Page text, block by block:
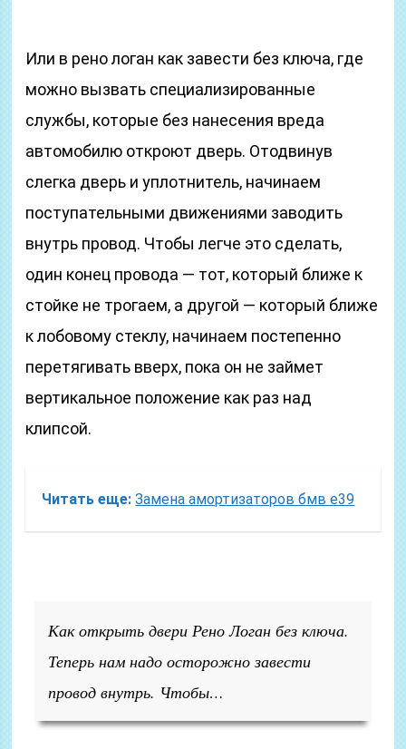
Или в рено логан как завести без ключа, где
можно вызвать специализированные
службы, которые без нанесения вреда
автомобилю откроют дверь. Отодвинув
слегка дверь и уплотнитель, начинаем
поступательными движениями заводить
внутрь провод. Чтобы легче это сделать,
один конец провода — тот, который ближе к
стойке не трогаем, а другой — который ближе
к лобовому стеклу, начинаем постепенно
перетягивать вверх, пока он не займет
вертикальное положение как раз над
клипсой.
Читать еще: Замена амортизаторов бмв е39
Как открыть двери Рено Логан без ключа.
Теперь нам надо осторожно завести
провод внутрь. Чтобы…